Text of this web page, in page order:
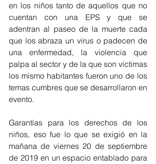
en los niños tanto de aquellos que no
cuentan con una EPS y que se
adentran al paseo de la muerte cada
que los abraza un virus o padecen de
una enfermedad, la violencia que
palpa al sector y de la que son víctimas
los mismo habitantes fueron uno de los
temas cumbres que se desarrollaron en
evento.
Garantías para los derechos de los
niños, eso fue lo que se exigió en la
mañana de viernes 20 de septiembre
de 2019 en un espacio entablado para